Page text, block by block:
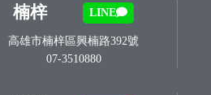
楠梓 LINE
高雄市楠梓區興楠路392號
07-3510880